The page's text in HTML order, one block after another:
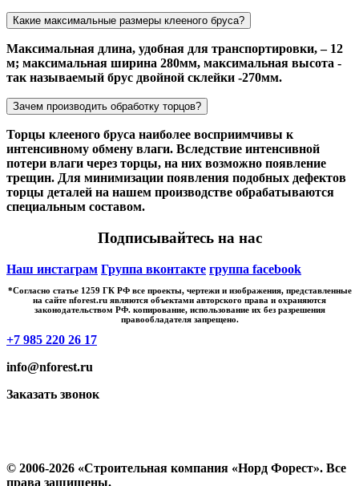
Какие максимальные размеры клееного бруса?
Максимальная длина, удобная для транспортировки, – 12
м; максимальная ширина 280мм, максимальная высота -
так называемый брус двойной склейки -270мм.
Зачем производить обработку торцов?
Торцы клееного бруса наиболее восприимчивы к
интенсивному обмену влаги. Вследствие интенсивной
потери влаги через торцы, на них возможно появление
трещин. Для минимизации появления подобных дефектов
торцы деталей на нашем производстве обрабатываются
специальным составом.
Подписывайтесь на нас
Наш инстаграм Группа вконтакте группа facebook
*Cогласно статье 1259 ГК РФ все проекты, чертежи и изображения, представленные
на сайте nforest.ru являются объектами авторского права и охраняются
законодательством РФ. копирование, использование их без разрешения
правообладателя запрещено.
+7 985 220 26 17
info@nforest.ru
Заказать звонок
© 2006-2026 «Строительная компания «Норд Форест». Все
права защищены.